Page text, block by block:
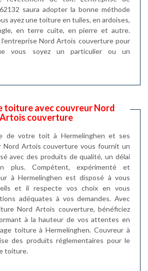
saura adopter la bonne méthode
ayez une toiture en tuiles, en ardoises,
en terre cuite, en pierre et autre.
Nord Artois couverture pour
vous soyez un particulier ou un
toiture avec couvreur Nord
Artois couverture
de votre toit à Hermelinghen et ses
Nord Artois couverture vous fournit un
avec des produits de qualité, un délai
plus. Compétent, expérimenté et
à Hermelinghen est disposé à vous
et il respecte vos choix en vous
adéquates à vos demandes. Avec
Nord Artois couverture, bénéficiez
à la hauteur de vos attentes en
toiture à Hermelinghen. Couvreur à
des produits réglementaires pour le
toiture.